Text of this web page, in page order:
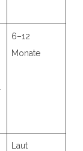
6–12
Monate
Laut